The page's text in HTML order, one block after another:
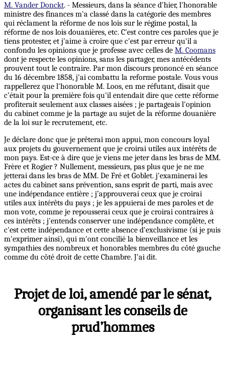
M. Vander Donckt. - Messieurs, dans la séance d'hier, l'honorable
ministre des finances m'a classé dans la catégorie des membres
qui réclament la réforme de nos lois sur le régime postal, la
réforme de nos lois douanières, etc. C'est contre ces paroles que je
tiens protester, et j'aime à croire que c'est par erreur qu'il a
confondu les opinions que je professe avec celles de M. Coomans
dont je respecte les opinions, sans les partager, mes antécédents
prouvent tout le contraire. Par mon discours prononcé en séance
du 16 décembre 1858, j'ai combattu la reforme postale. Vous vous
rappellerez que l'honorable M. Loos, en me réfutant, disait que
c’était pour la première fois qu'il entendait dire que cette réforme
profiterait seulement aux classes aisées ; je partageais l'opinion
du cabinet comme je la partage au sujet de la réforme douanière
de la loi sur le recrutement, etc.
Je déclare donc que je prêterai mon appui, mon concours loyal
aux projets du gouvernement que je croirai utiles aux intérêts de
mon pays. Est-ce à dire que je viens me jeter dans les bras de MM.
Frère et Rogier ? Nullement, messieurs, pas plus que je ne me
jetterai dans les bras de MM. De Fré et Goblet. j'examinerai les
actes du cabinet sans prévention, sans esprit de parti, mais avec
une indépendance entière ; j’approuverai ceux que je croirai
utiles aux intérêts du pays ; je les appuierai de mes paroles et de
mon vote, comme je repousserai ceux que je croirai contraires à
ces intérêts ; j'entends conserver une indépendance complète, et
c'est cette indépendance et cette absence d'exclusivisme (si je puis
m'exprimer ainsi), qui m'ont concilié la bienveillance et les
sympathies des nombreux et honorables membres du côté gauche
comme du côté droit de cette Chambre. J'ai dit.
Projet de loi, amendé par le sénat,
organisant les conseils de
prud’hommes